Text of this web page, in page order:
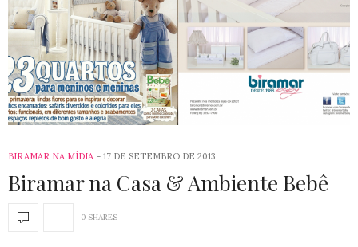
BIRAMAR NA MÍDIA 17 DE SETEMBRO DE 2013
Biramar na Casa & Ambiente Bebê
0 SHARES